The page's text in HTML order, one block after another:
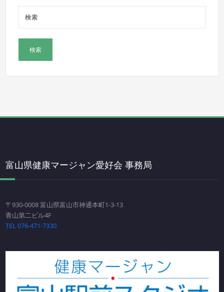
富山県健康マージャン愛好会 事務局
〒930-0008 富山県富山市神通本町1-3-13
青山第二ビル4F
TEL 076-471-7330